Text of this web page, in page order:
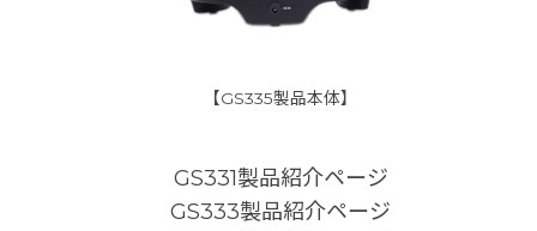
【GS335製品本体】
GS331製品紹介ページ
GS333製品紹介ページ